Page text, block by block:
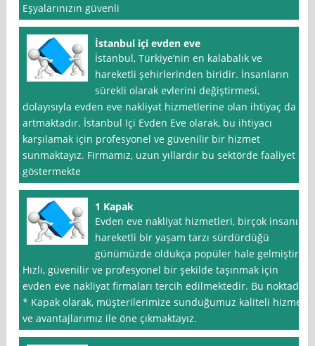
Eşyalarınızın güvenli
İstanbul içi evden eve
İstanbul, Türkiye’nin en kalabalık ve
hareketli şehirlerinden biridir. İnsanların
sürekli olarak evlerini değiştirmesi,
dolayısıyla evden eve nakliyat hizmetlerine olan ihtiyaç da
artmaktadır. İstanbul Içi Evden Eve olarak, bu ihtiyacı
karşılamak için profesyonel ve güvenilir bir hizmet
sunmaktayız. Firmamız, uzun yıllardır bu sektörde faaliyet
göstermekte
1 Kapak
Evden eve nakliyat hizmetleri, birçok insanın
hareketli bir yaşam tarzı sürdürdüğü
günümüzde oldukça popüler hale gelmiştir.
Hızlı, güvenilir ve profesyonel bir şekilde taşınmak için
evden eve nakliyat firmaları tercih edilmektedir. Bu noktada
* Kapak olarak, müşterilerimize sunduğumuz kaliteli hizmet
ve avantajlarımız ile öne çıkmaktayız.